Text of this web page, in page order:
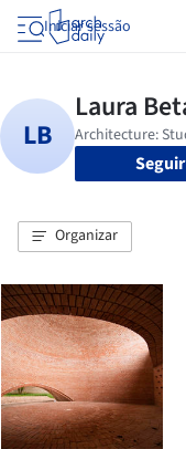
Iniciar sessão
Seguir
Organizar